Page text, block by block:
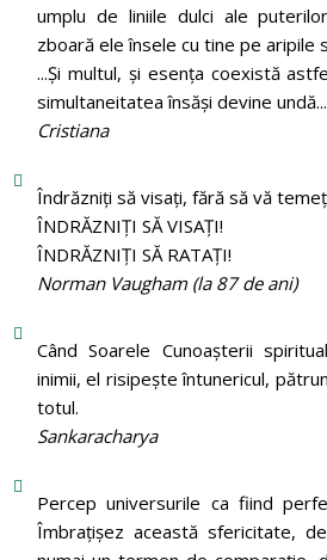
umplu de liniile dulci ale
zboară ele însele cu tine pe aripile
...Și multul, și esența coexistă
simultaneitatea însăși devine undă...
Cristiana
Îndrăzniţi să visaţi, fără să vă
ÎNDRĂZNIȚI SĂ VISAȚI!
ÎNDRĂZNIȚI SĂ RATAȚI!
Norman Vaugham (la 87 de ani)
Când Soarele Cunoaşterii
inimii, el risipeşte întunericul,
totul.
Sankaracharya
Percep universurile ca fiind
Îmbrațișez această sfericitate,